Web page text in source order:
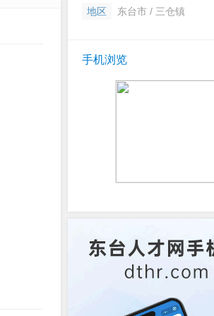
地区 东台市 / 三仓镇
手机浏览